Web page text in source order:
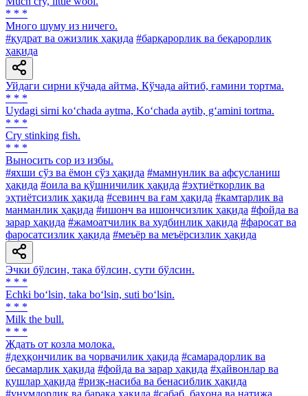
* * *
Много шуму из ничего.
#қудрат ва ожизлик ҳақида #барқарорлик ва беқарорлик
ҳақида
Уйдаги сирни кўчада айтма, Кўчада айтиб, ғамини тортма.
* * *
Uydagi sirni ko‘chada aytma, Ko‘chada aytib, g‘amini tortma.
* * *
Cry stinking fish.
* * *
Выносить cop из избы.
#яхши сўз ва ёмон сўз ҳақида #мамнунлик ва афсусланиш
ҳақида #оила ва қўшничилик ҳақида #эҳтиёткорлик ва
эҳтиётсизлик ҳақида #севинч ва ғам ҳақида #камтарлик ва
манманлик ҳақида #ишонч ва ишончсизлик ҳақида #фойда ва
зарар ҳақида #жамоатчилик ва худбинлик ҳақида #фаросат ва
фаросатсизлик ҳақида #меъёр ва меъёрсизлик ҳақида
Эчки бўлсин, така бўлсин, сути бўлсин.
* * *
Echki bo‘lsin, taka bo‘lsin, suti bo‘lsin.
* * *
Milk the bull.
* * *
Ждать от козла молока.
#деҳқончилик ва чорвачилик ҳақида #самарадорлик ва
бесамарлик ҳақида #фойда ва зарар ҳақида #ҳайвонлар ва
қушлар ҳақида #ризқ-насиба ва бенасиблик ҳақида